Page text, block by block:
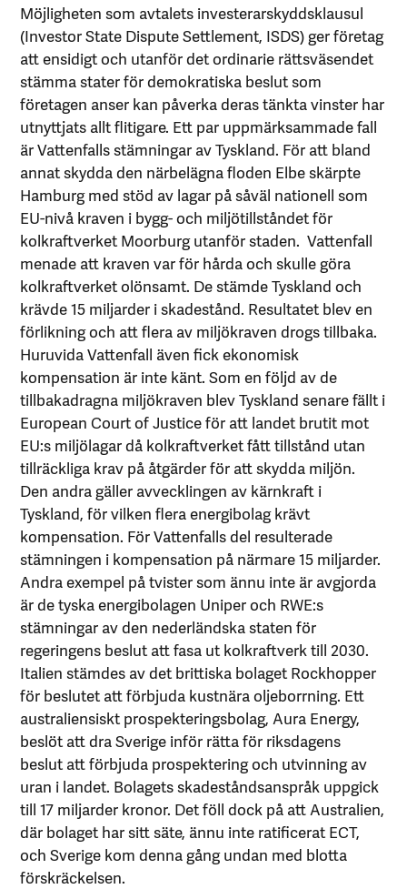
Möjligheten som avtalets investerarskyddsklausul
(Investor State Dispute Settlement, ISDS) ger företag
att ensidigt och utanför det ordinarie rättsväsendet
stämma stater för demokratiska beslut som
företagen anser kan påverka deras tänkta vinster har
utnyttjats allt flitigare. Ett par uppmärksammade fall
är Vattenfalls stämningar av Tyskland. För att bland
annat skydda den närbelägna floden Elbe skärpte
Hamburg med stöd av lagar på såväl nationell som
EU-nivå kraven i bygg- och miljötillståndet för
kolkraftverket Moorburg utanför staden. Vattenfall
menade att kraven var för hårda och skulle göra
kolkraftverket olönsamt. De stämde Tyskland och
krävde 15 miljarder i skadestånd. Resultatet blev en
förlikning och att flera av miljökraven drogs tillbaka.
Huruvida Vattenfall även fick ekonomisk
kompensation är inte känt. Som en följd av de
tillbakadragna miljökraven blev Tyskland senare fällt i
European Court of Justice för att landet brutit mot
EU:s miljölagar då kolkraftverket fått tillstånd utan
tillräckliga krav på åtgärder för att skydda miljön.
Den andra gäller avvecklingen av kärnkraft i
Tyskland, för vilken flera energibolag krävt
kompensation. För Vattenfalls del resulterade
stämningen i kompensation på närmare 15 miljarder.
Andra exempel på tvister som ännu inte är avgjorda
är de tyska energibolagen Uniper och RWE:s
stämningar av den nederländska staten för
regeringens beslut att fasa ut kolkraftverk till 2030.
Italien stämdes av det brittiska bolaget Rockhopper
för beslutet att förbjuda kustnära oljeborrning. Ett
australiensiskt prospekteringsbolag, Aura Energy,
beslöt att dra Sverige inför rätta för riksdagens
beslut att förbjuda prospektering och utvinning av
uran i landet. Bolagets skadeståndsanspråk uppgick
till 17 miljarder kronor. Det föll dock på att Australien,
där bolaget har sitt säte, ännu inte ratificerat ECT,
och Sverige kom denna gång undan med blotta
förskräckelsen.